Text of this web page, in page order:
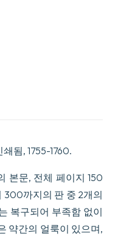
됨, 1755-1760.
본문, 전체 페이지 150
300까지의 판 중 2개의
복구되어 부족함 없이
약간의 얼룩이 있으며,